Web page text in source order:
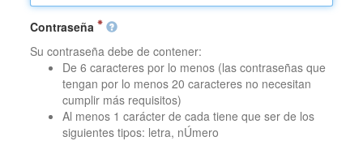
Contraseña
Su contraseña debe de contener:
De 6 caracteres por lo menos (las contraseñas que
tengan por lo menos 20 caracteres no necesitan
cumplir más requisitos)
Al menos 1 carácter de cada tiene que ser de los
siguientes tipos: letra, nÚmero